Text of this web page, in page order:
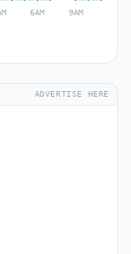
ADVERTISE HERE